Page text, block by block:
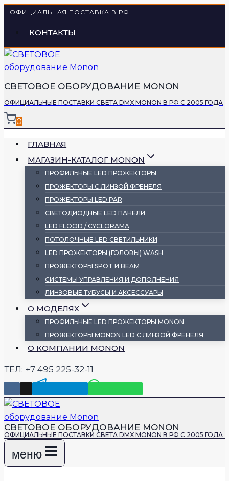
Перейти
содержимому
ОФИЦИАЛЬНАЯ ПОСТАВКА В РФ
КОНТАКТЫ
СВЕТОВОЕ ОБОРУДОВАНИЕ MONON
ОФИЦИАЛЬНЫЕ ПОСТАВКИ СВЕТА DMX MONON В РФ С 2005 ГОДА
0
ГЛАВНАЯ
МАГАЗИН-КАТАЛОГ MONON
ПРОФИЛЬНЫЕ LED ПРОЖЕКТОРЫ
ПРОЖЕКТОРЫ С ЛИНЗОЙ ФРЕНЕЛЯ
ПРОЖЕКТОРЫ LED PAR
СВЕТОДИОДНЫЕ LED ПАНЕЛИ
LED FLOOD / CYCLORAMA
ПОТОЛОЧНЫЕ LED СВЕТИЛЬНИКИ
LED ПРОЖЕКТОРЫ (ГОЛОВЫ) WASH
ПРОЖЕКТОРЫ SPOT И BEAM
СИСТЕМЫ УПРАВЛЕНИЯ И ДОПОЛНЕНИЯ
ЛИНЗОВЫЕ ТУБУСЫ И АКСЕССУАРЫ
О МОДЕЛЯХ
ПРОФИЛЬНЫЕ LED ПРОЖЕКТОРЫ MONON
ПРОЖЕКТОРЫ MONON LED С ЛИНЗОЙ ФРЕНЕЛЯ
О КОМПАНИИ MONON
ТЕЛ: +7 495 225-32-11
СВЕТОВОЕ ОБОРУДОВАНИЕ MONON
ОФИЦИАЛЬНЫЕ ПОСТАВКИ СВЕТА DMX MONON В РФ С 2005 ГОДА
меню